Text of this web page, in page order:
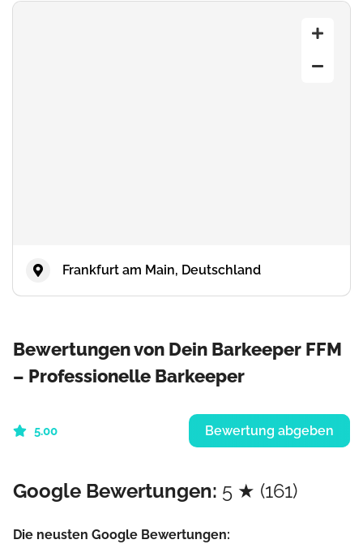
Frankfurt am Main, Deutschland
Bewertungen von Dein Barkeeper FFM
– Professionelle Barkeeper
5.00 Bewertung abgeben
Google Bewertungen: 5 ★ (161)
Die neusten Google Bewertungen: